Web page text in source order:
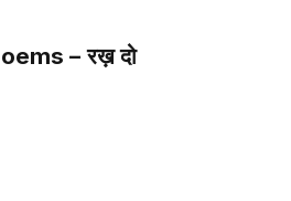
–रख़ दो